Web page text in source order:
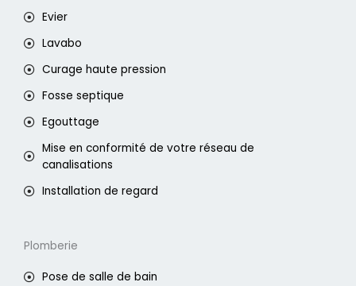
Evier
Lavabo
Curage haute pression
Fosse septique
Egouttage
Mise en conformité de votre réseau de
canalisations
Installation de regard
Plomberie
Pose de salle de bain